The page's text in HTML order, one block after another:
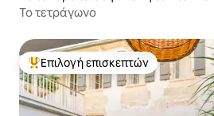
Το τετράγωνο
Κορυφαία επιλογή επισκεπτών
Επιλογή επισκεπτών